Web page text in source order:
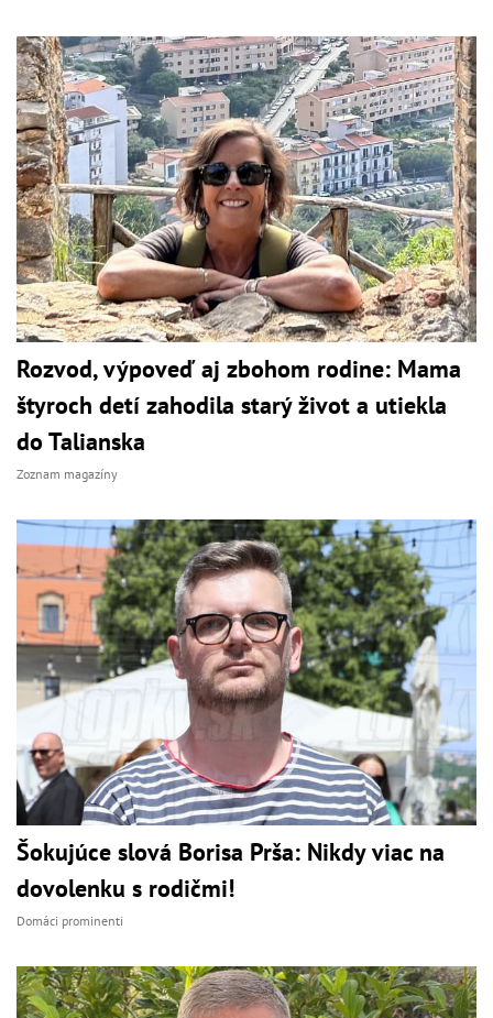
Rozvod, výpoveď aj zbohom rodine: Mama
štyroch detí zahodila starý život a utiekla
do Talianska
Zoznam magazíny
Šokujúce slová Borisa Prša: Nikdy viac na
dovolenku s rodičmi!
Domáci prominenti